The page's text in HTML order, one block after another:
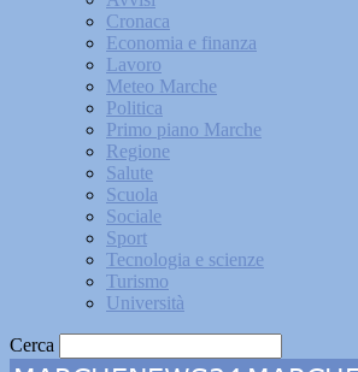
Cronaca
Economia e finanza
Lavoro
Meteo Marche
Politica
Primo piano Marche
Regione
Salute
Scuola
Sociale
Sport
Tecnologia e scienze
Turismo
Università
Cerca